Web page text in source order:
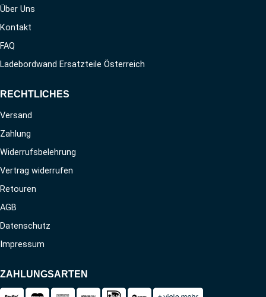
Über Uns
Kontakt
FAQ
Ladebordwand Ersatzteile Österreich
RECHTLICHES
Versand
Zahlung
Widerrufsbelehrung
Vertrag widerrufen
Retouren
AGB
Datenschutz
Impressum
ZAHLUNGSARTEN